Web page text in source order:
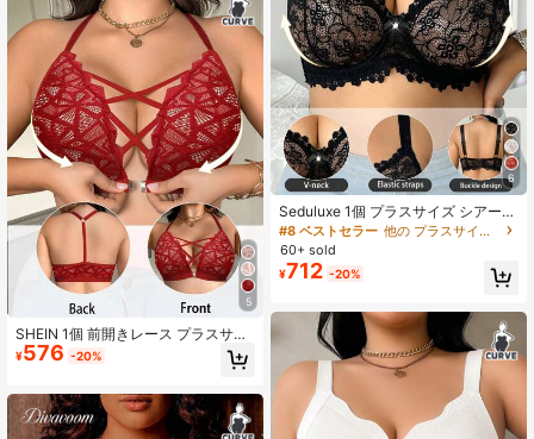
5
SHEIN 1個 前開きレース プラスサイ
ズ ワイヤレスブラ、リフトアップ
¥576 -20%
6
Seduluxe 1個 プラスサイズ シアーレ
ース アンダーワイヤー ランジェリー
ブラ、リフト
#8 ベストセラー
他の プラスサイズのブラジャーとブラレット
60+ sold
¥712 -20%